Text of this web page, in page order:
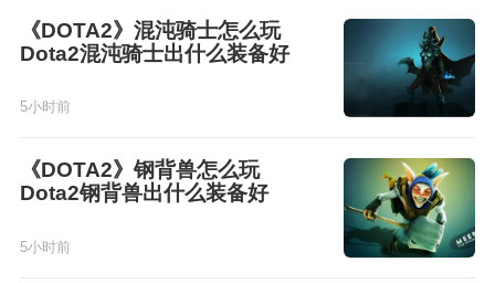
《DOTA2》混沌骑士怎么玩
Dota2混沌骑士出什么装备好
5小时前
《DOTA2》钢背兽怎么玩
Dota2钢背兽出什么装备好
5小时前